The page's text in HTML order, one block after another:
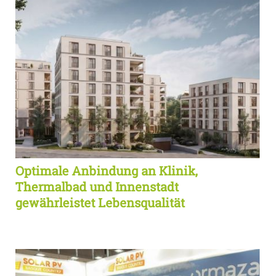
Optimale Anbindung an Klinik,
Thermalbad und Innenstadt
gewährleistet Lebensqualität